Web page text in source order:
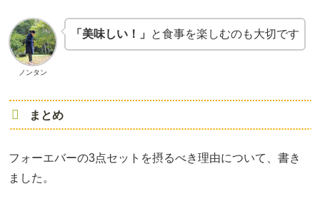
ノンタン
「美味しい！」 と食事を楽しむのも大切です
まとめ
フォーエバーの3点セットを摂るべき理由について、書き
ました。